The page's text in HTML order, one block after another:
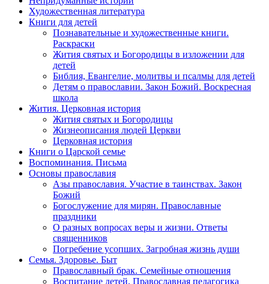
Художественная литература
Книги для детей
Познавательные и художественные книги.
Раскраски
Жития святых и Богородицы в изложении для
детей
Библия, Евангелие, молитвы и псалмы для детей
Детям о православии. Закон Божий. Воскресная
школа
Жития. Церковная история
Жития святых и Богородицы
Жизнеописания людей Церкви
Церковная история
Книги о Царской семье
Воспоминания. Письма
Основы православия
Азы православия. Участие в таинствах. Закон
Божий
Богослужение для мирян. Православные
праздники
О разных вопросах веры и жизни. Ответы
священников
Погребение усопших. Загробная жизнь души
Семья. Здоровье. Быт
Православный брак. Семейные отношения
Воспитание детей. Православная педагогика